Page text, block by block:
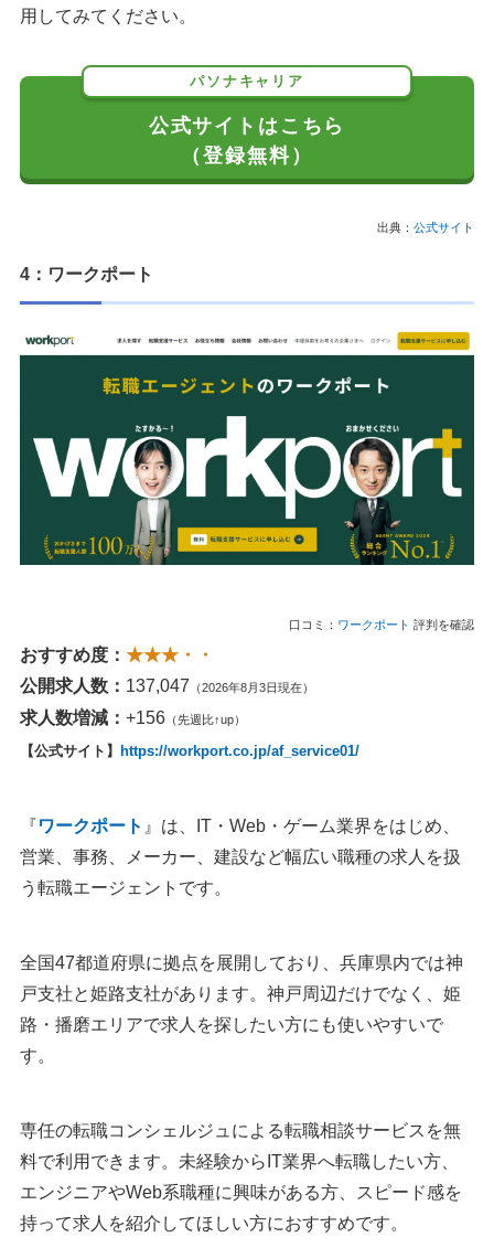
用してみてください。
パソナキャリア
公式サイトはこちら
（登録無料）
出典： 公式サイト
4：ワークポート
口コミ： ワークポート 評判を確認
おすすめ度： ★★★・・
公開求人数： 137,047 （2026年8月3日現在）
求人数増減： +156 （先週比↑up）
【公式サイト】 https://workport.co.jp/af_service01/
『ワークポート 』は、IT・Web・ゲーム業界をはじめ、
営業、事務、メーカー、建設など幅広い職種の求人を扱
う転職エージェントです。
全国47都道府県に拠点を展開しており、兵庫県内では神
戸支社と姫路支社があります。神戸周辺だけでなく、姫
路・播磨エリアで求人を探したい方にも使いやすいで
す。
専任の転職コンシェルジュによる転職相談サービスを無
料で利用できます。未経験からIT業界へ転職したい方、
エンジニアやWeb系職種に興味がある方、スピード感を
持って求人を紹介してほしい方におすすめです。